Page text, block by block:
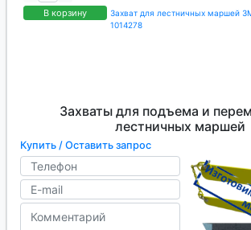
В корзину
Захват для лестничных маршей
1014278
Захваты для подъема и
лестничных маршей
Купить / Оставить запрос